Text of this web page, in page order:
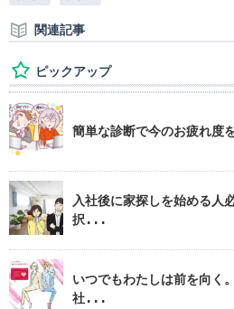
関連記事
ピックアップ
簡単な診断で今のお疲れ度
入社後に家探しを始める人
択...
いつでもわたしは前を向く
社...